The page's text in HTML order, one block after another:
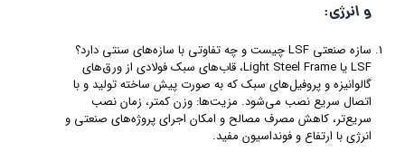
و انرژی:
سازه صنعتی LSF چیست و چه تفاوتی با سازه‌های سنتی دارد؟
LSF یا Light Steel Frame، قاب‌های سبک فولادی از ورق‌های
گالوانیزه و پروفیل‌های سبک که به‌ صورت پیش‌ ساخته تولید و با
اتصال سریع نصب می‌شود. مزیت‌ها: وزن کمتر، زمان نصب
سریع‌تر، کاهش مصرف مصالح و امکان اجرای پروژه‌های صنعتی و
انرژی با ارتفاع و فونداسیون مفید.